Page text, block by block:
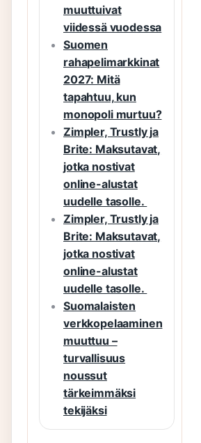
muuttuivat
viidessä vuodessa
Suomen
rahapelimarkkinat
2027: Mitä
tapahtuu, kun
monopoli murtuu?
Zimpler, Trustly ja
Brite: Maksutavat,
jotka nostivat
online-alustat
uudelle tasolle.
Zimpler, Trustly ja
Brite: Maksutavat,
jotka nostivat
online-alustat
uudelle tasolle.
Suomalaisten
verkkopelaaminen
muuttuu –
turvallisuus
noussut
tärkeimmäksi
tekijäksi